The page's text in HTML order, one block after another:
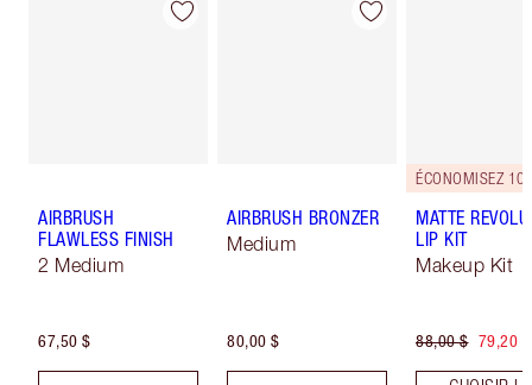
AIRBRUSH
FLAWLESS FINISH
2 Medium
67,50 $
AIRBRUSH BRONZER
Medium
80,00 $
ÉCONOMISEZ 10
MATTE
LIP KIT
Makeup Kit
88,00 $ 79,20 $